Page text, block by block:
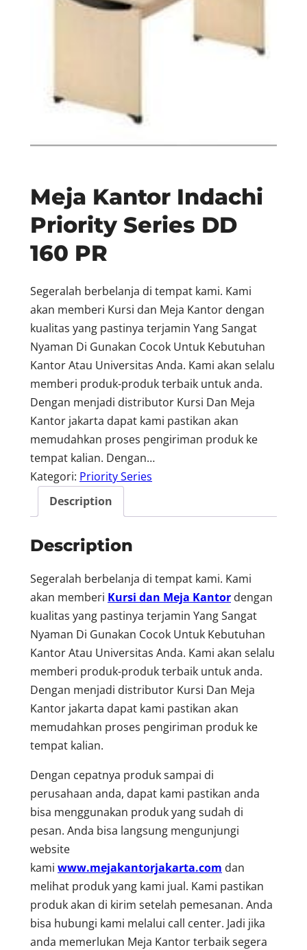
Meja Kantor Indachi
Priority Series DD
160 PR
Segeralah berbelanja di tempat kami. Kami
akan memberi Kursi dan Meja Kantor dengan
kualitas yang pastinya terjamin Yang Sangat
Nyaman Di Gunakan Cocok Untuk Kebutuhan
Kantor Atau Universitas Anda. Kami akan selalu
memberi produk-produk terbaik untuk anda.
Dengan menjadi distributor Kursi Dan Meja
Kantor jakarta dapat kami pastikan akan
memudahkan proses pengiriman produk ke
tempat kalian. Dengan…
Kategori: Priority Series
Description
Description
Segeralah berbelanja di tempat kami. Kami
akan memberi Kursi dan Meja Kantor dengan
kualitas yang pastinya terjamin Yang Sangat
Nyaman Di Gunakan Cocok Untuk Kebutuhan
Kantor Atau Universitas Anda. Kami akan selalu
memberi produk-produk terbaik untuk anda.
Dengan menjadi distributor Kursi Dan Meja
Kantor jakarta dapat kami pastikan akan
memudahkan proses pengiriman produk ke
tempat kalian.
Dengan cepatnya produk sampai di
perusahaan anda, dapat kami pastikan anda
bisa menggunakan produk yang sudah di
pesan. Anda bisa langsung mengunjungi
website
kami www.mejakantorjakarta.com dan
melihat produk yang kami jual. Kami pastikan
produk akan di kirim setelah pemesanan. Anda
bisa hubungi kami melalui call center. Jadi jika
anda memerlukan Meja Kantor terbaik segera